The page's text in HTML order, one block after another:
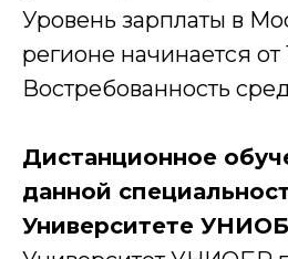
Уровень зарплаты в
регионе начинается от
Востребованность
Дистанционное
данной
Университете
Получи расчет